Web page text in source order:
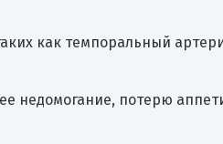
как темпоральный
недомогание, потерю